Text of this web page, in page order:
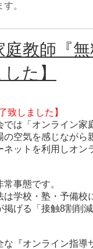
。
教師『
た】
致しました】
は「オンライン家
の空気を感じなが
ネットを利用しオ
事態です。
学校・塾・予備校
掲げる「接触8割削
『オンライン指導